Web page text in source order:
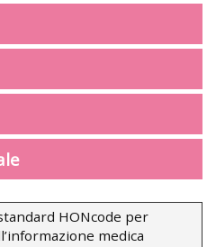
HONcode per
medica